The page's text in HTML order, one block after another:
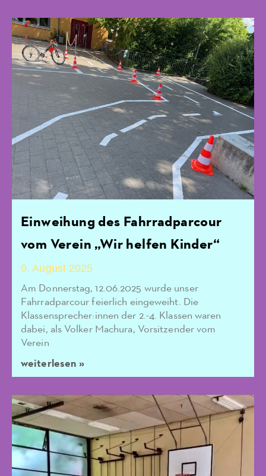
Einweihung des Fahrradparcour
vom Verein „Wir helfen Kinder“
9. August 2025
Am Donnerstag, 12.06.2025 wurde unser
Fahrradparcour feierlich eingeweiht. Die
Klassensprecher:innen der 2.-4. Klassen waren
dabei, als Volker Machura, Vorsitzender vom
Verein
weiterlesen »